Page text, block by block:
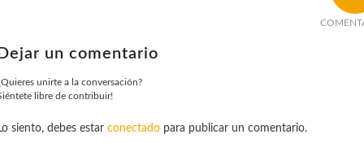
Dejar un comentario
unirte a la conversación?
libre de contribuir!
Lo siento, debes estar conectadopara publicar un comentario.